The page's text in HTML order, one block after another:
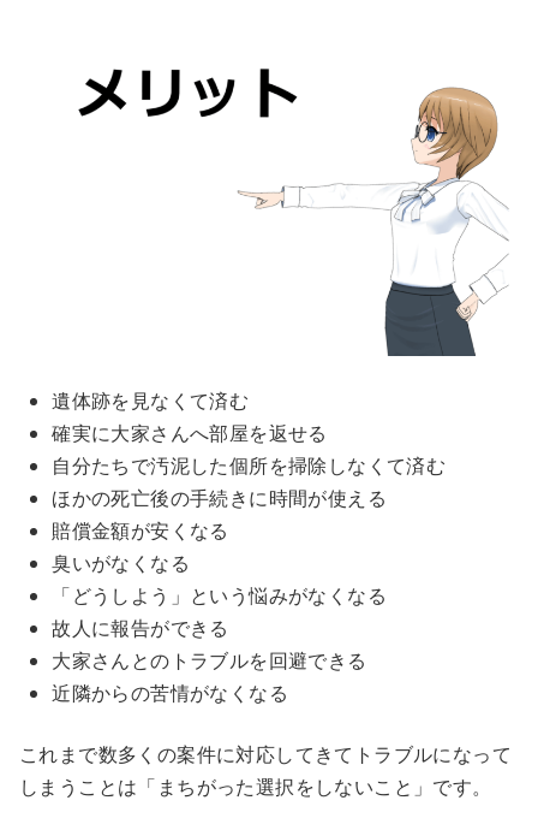
遺体跡を見なくて済む
確実に大家さんへ部屋を返せる
自分たちで汚泥した個所を掃除しなくて済む
ほかの死亡後の手続きに時間が使える
賠償金額が安くなる
臭いがなくなる
「どうしよう」という悩みがなくなる
故人に報告ができる
大家さんとのトラブルを回避できる
近隣からの苦情がなくなる
これまで数多くの案件に対応してきてトラブルになって
しまうことは「まちがった選択をしないこと」です。